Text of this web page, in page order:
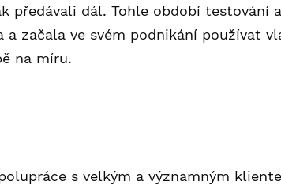
předávali dál. Tohle období testování a
začala ve svém podnikání používat
na míru.
s velkým a významným